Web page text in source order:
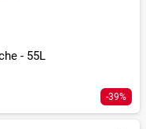
- 55L
-39%